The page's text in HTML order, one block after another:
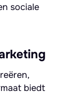
sociale
biedt